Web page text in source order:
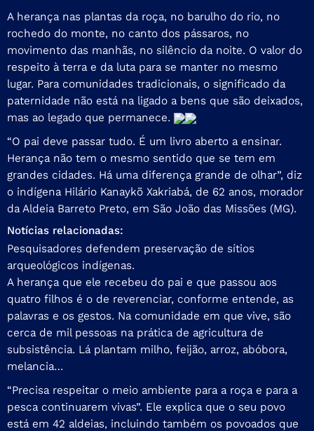
A herança nas plantas da roça, no barulho do rio, no
rochedo do monte, no canto dos pássaros, no
movimento das manhãs, no silêncio da noite. O valor do
respeito à terra e da luta para se manter no mesmo
lugar. Para comunidades tradicionais, o significado da
paternidade não está na ligado a bens que são deixados,
mas ao legado que permanece.
“O pai deve passar tudo. É um livro aberto a ensinar.
Herança não tem o mesmo sentido que se tem em
grandes cidades. Há uma diferença grande de olhar”, diz
o indígena Hilário Kanaykõ Xakriabá, de 62 anos, morador
da Aldeia Barreto Preto, em São João das Missões (MG).
Notícias relacionadas:
Pesquisadores defendem preservação de sítios
arqueológicos indígenas.
A herança que ele recebeu do pai e que passou aos
quatro filhos é o de reverenciar, conforme entende, as
palavras e os gestos. Na comunidade em que vive, são
cerca de mil pessoas na prática de agricultura de
subsistência. Lá plantam milho, feijão, arroz, abóbora,
melancia…
“Precisa respeitar o meio ambiente para a roça e para a
pesca continuarem vivas”. Ele explica que o seu povo
está em 42 aldeias, incluindo também os povoados que